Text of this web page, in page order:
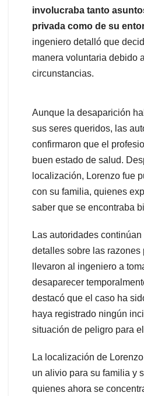
involucraba tanto
privada como de su
ingeniero detalló que
manera voluntaria debido
circunstancias.
Aunque la desaparición
sus seres queridos, las
confirmaron que el
buen estado de salud.
localización, Lorenzo fue
con su familia, quienes
saber que se encontraba
Las autoridades
detalles sobre las razones
llevaron al ingeniero a
desaparecer
destacó que el caso ha
haya registrado ningún
situación de peligro para
La localización de
un alivio para su familia y
quienes ahora se